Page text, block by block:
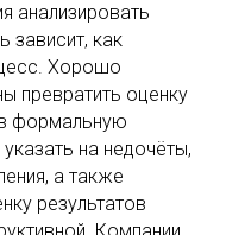
анализировать
зависит, как
Хорошо
превратить оценку
формальную
на недочёты,
а также
результатов